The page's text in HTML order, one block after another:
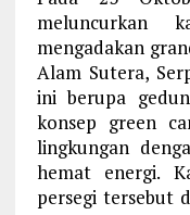
meluncurkan
mengadakan
Alam Sutera,
ini berupa
konsep green
lingkungan
hemat energi.
persegi tersebut